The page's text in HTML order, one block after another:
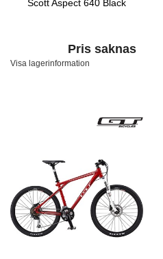
Scott Aspect 640 Black
Pris saknas
Visa lagerinformation